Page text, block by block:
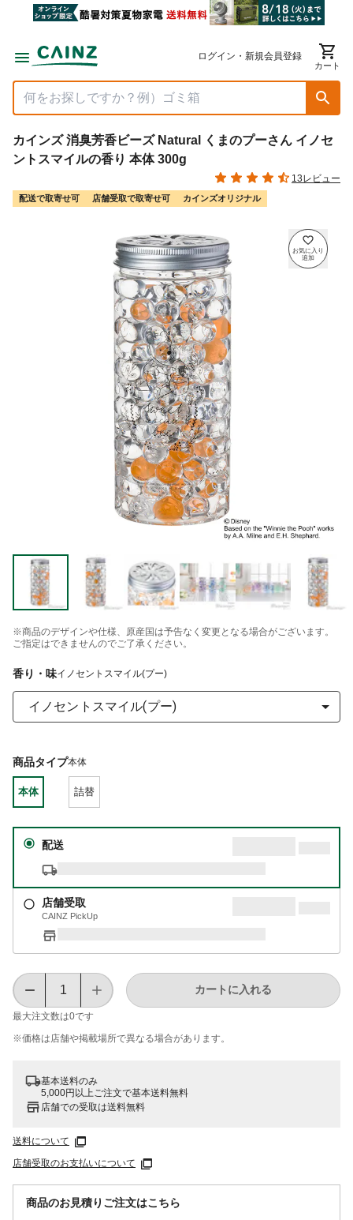
ログイン・新規会員登録
カート
カインズ 消臭芳香ビーズ Natural くまのプーさん イノセ
ントスマイルの香り 本体 300g
13レビュー
配送で取寄せ可 店舗受取で取寄せ可 カインズオリジナル
※商品のデザインや仕様、原産国は予告なく変更となる場合がございます。
ご指定はできませんのでご了承ください。
香り・味イノセントスマイル(プー)
イノセントスマイル(プー)
商品タイプ本体
本体 詰替
配送
店舗受取
CAINZ PickUp
最大注文数は0です
カートに入れる
※価格は​店舗や​掲載場所で​異なる​場合が​あります。
基本送料のみ
5,000円以上ご注文で基本送料無料
店舗での受取は送料無料
送料について
店舗受取のお支払いについて
商品のお見積りご注文はこちら